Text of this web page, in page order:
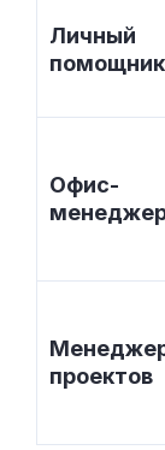
Личный
помощник
Офис-
проектов